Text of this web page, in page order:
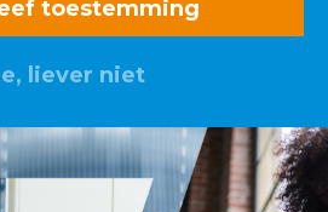
toestemming
liever niet